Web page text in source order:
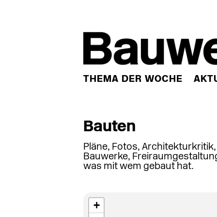
THEMA DER WOCHE
Bauten
Pläne, Fotos,
Bauwerke,
was mit wem gebaut hat.
+